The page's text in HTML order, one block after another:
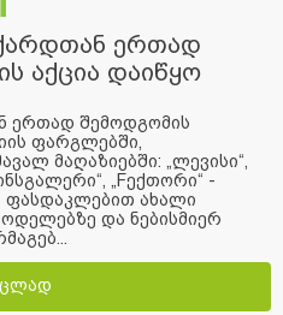
ერთად
აქცია დაიწყო
ერთად შემოდგომის
ფარგლებში,
მაღაზიებში: „ლევისი“,
„Fექთორი“ -
ფასდაკლებით ახალი
და ნებისმიერ